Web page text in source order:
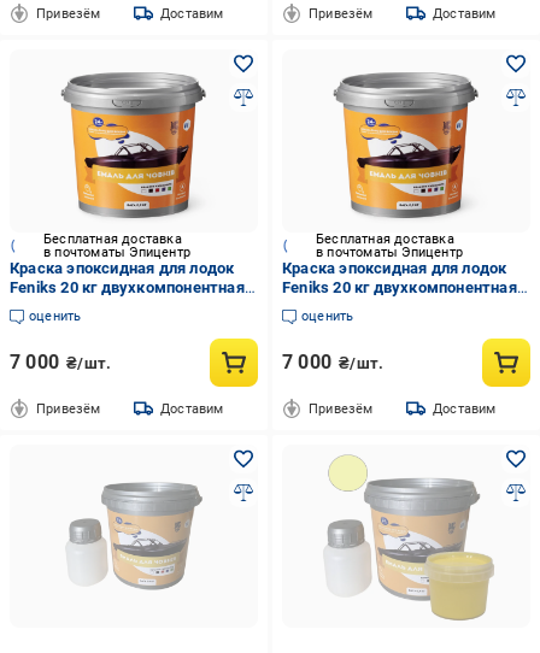
Привезём Доставим Привезём Доставим
Бесплатная доставка
в почтоматы Эпицентр
Краска эпоксидная для лодок
Feniks 20 кг двухкомпонентная
RAL7046 Светло-серый
оценить
7 000 ₴/шт.
Привезём Доставим
Бесплатная доставка
в почтоматы Эпицентр
Краска эпоксидная для лодок
Feniks 20 кг двухкомпонентная
RAL9011 Черный
оценить
7 000 ₴/шт.
Привезём Доставим